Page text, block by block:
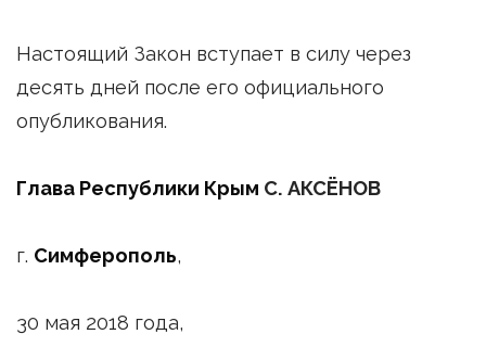
Настоящий Закон вступает в силу через
десять дней после его официального
опубликования.
Глава Республики Крым С. АКСЁНОВ
г. Симферополь,
30 мая 2018 года,